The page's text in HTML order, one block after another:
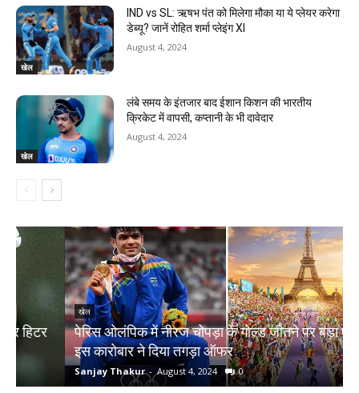
खेल
IND vs SL: ऋषभ पंत को मिलेगा मौका या ये प्लेयर करेगा
डेब्यू? जानें रोहित शर्मा प्लेइंग XI
August 4, 2024
खेल
लंबे समय के इंतजार बाद ईशान किशन की भारतीय
क्रिकेट में वापसी, कप्तानी के भी दावेदार
August 4, 2024
पेरिस ओलंपिक में नीरज चोपड़ा के गोल्ड जीतने पर बड़ा ऐलान,
इस कारोबार ने दिया तगड़ा ऑफर
Sanjay Thakur - August 4, 2024 0